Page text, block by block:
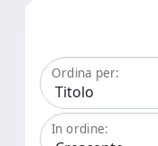
Ordina per:
In ordine: